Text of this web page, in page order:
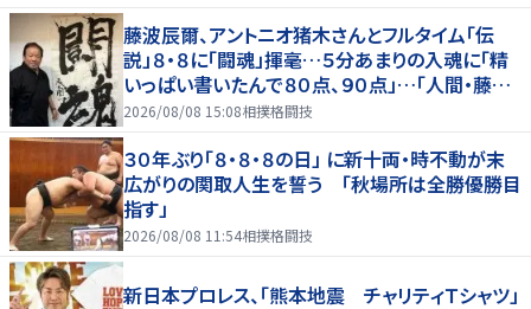
藤波辰爾、アントニオ猪木さんとフルタイム「伝
説」８・８に「闘魂」揮毫…５分あまりの入魂に「精
いっぱい書いたんで８０点、９０点」…「人間・藤波
辰爾展」開催
2026/08/08 15:08相撲格闘技
３０年ぶり「８・８・８の日」 に新十両・時不動が末
広がりの関取人生を誓う 「秋場所は全勝優勝目
指す」
2026/08/08 11:54相撲格闘技
新日本プロレス、「熊本地震 チャリティＴシャツ」